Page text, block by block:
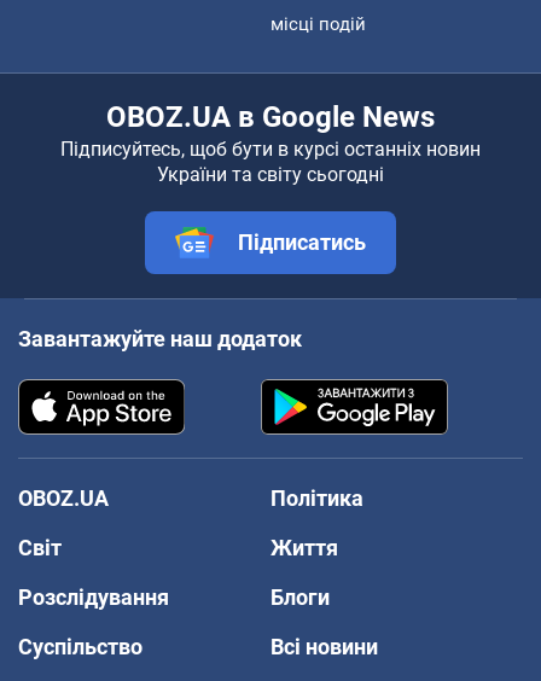
місці подій
OBOZ.UA в Google News
Підписуйтесь, щоб бути в курсі останніх новин
України та світу сьогодні
Підписатись
Завантажуйте наш додаток
OBOZ.UA
Політика
Світ
Життя
Розслідування
Блоги
Суспільство
Всі новини